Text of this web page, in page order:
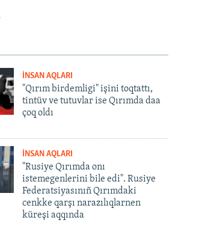
İNSAN AQLARI
"Qırım birdemligi" işini toqtattı,
tintüv ve tutuvlar ise Qırımda daa
çoq oldı
İNSAN AQLARI
"Rusiye Qırımda onı
istemegenlerini bile edi". Rusiye
Federatsiyasınıñ Qırımdaki
cenkke qarşı narazılıqlarnen
küreşi aqqında